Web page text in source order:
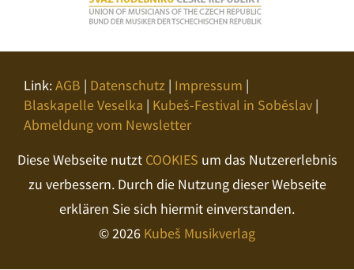
Link:AGB | Datenschutz | Impressum |
Blaskapelle Veselka | Kubeš-Festival in Soběslav |
Abmeldung vom Newsletter
Diese Webseite nutzt COOKIES um das Nutzererlebnis
zu verbessern. Durch die Nutzung dieser Webseite
erklären Sie sich hiermit einverstanden.
© 2026 Kubeš Musikverlag